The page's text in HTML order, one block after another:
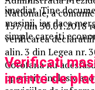
Nationale, a
157/din 30.01.2018
verificarea
alin. 3 din Legea nr.
Cotofana nu
operativ, inclusiv
imediat. Tine
masinii, iar daca
simple care iti
Verificati
inainte de